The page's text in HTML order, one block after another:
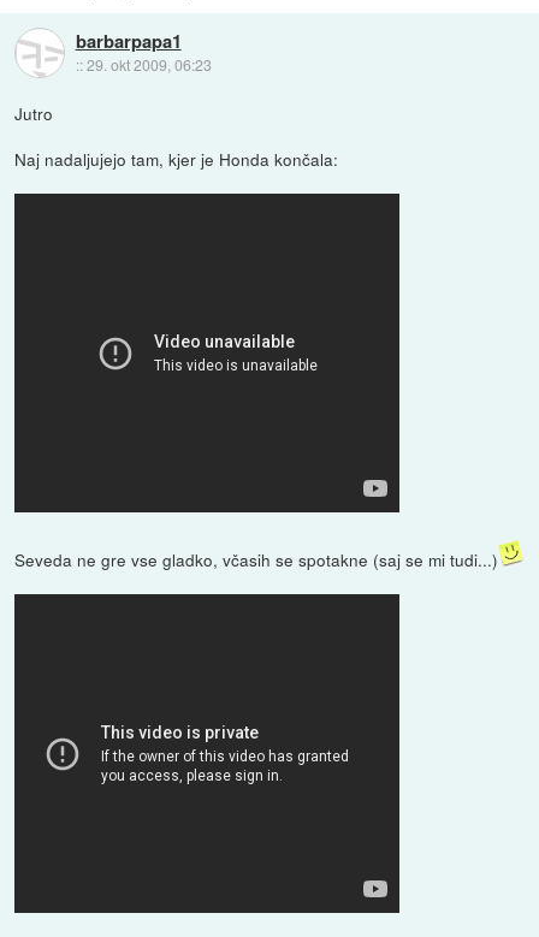
barbarpapa1
::29. okt 2009, 06:23
Jutro
Naj nadaljujejo tam, kjer je Honda končala:
Seveda ne gre vse gladko, včasih se spotakne (saj se mi tudi...)